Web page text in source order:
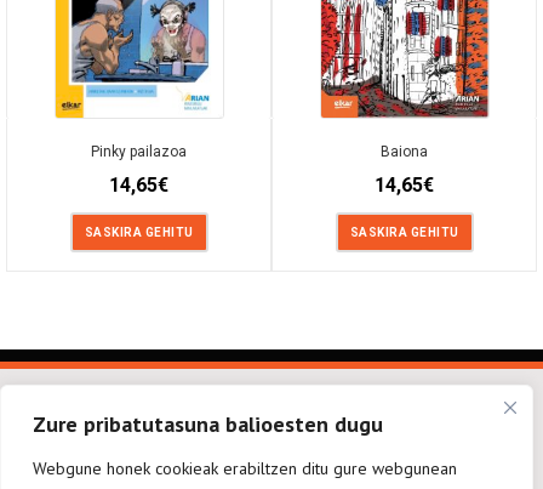
Zure pribatutasuna balioesten dugu
Webgune honek cookieak erabiltzen ditu gure webgunean
Pinky pailazoa
14,65€
SASKIRA GEHITU
Baiona
14,65€
SASKIRA GEHITU